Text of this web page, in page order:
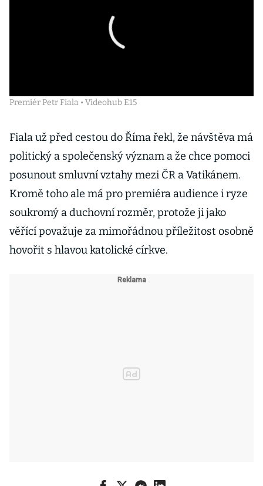
Premiér Petr Fiala • Videohub E15
Fiala už před cestou do Říma řekl, že návštěva má
politický a společenský význam a že chce pomoci
posunout smluvní vztahy mezi ČR a Vatikánem.
Kromě toho ale má pro premiéra audience i ryze
soukromý a duchovní rozměr, protože ji jako
věřící považuje za mimořádnou příležitost osobně
hovořit s hlavou katolické církve.